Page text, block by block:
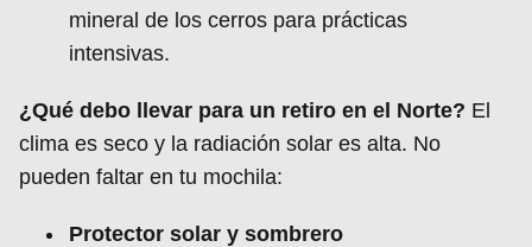
mineral de los cerros para prácticas
intensivas.
¿Qué debo llevar para un retiro en el Norte? El
clima es seco y la radiación solar es alta. No
pueden faltar en tu mochila:
Protector solar y sombrero